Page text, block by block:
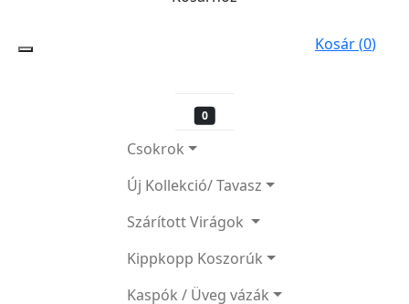
Kosár (0)
0
Csokrok
Új Kollekció/ Tavasz
Szárított Virágok
Kippkopp Koszorúk
Kaspók / Üveg vázák